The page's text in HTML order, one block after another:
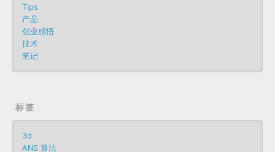
Tips
产品
创业感悟
技术
笔记
标签
3d
ANS 算法